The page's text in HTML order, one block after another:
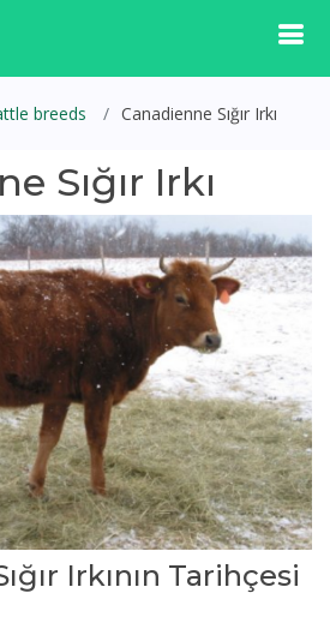
breeds Canadienne Sığır Irkı
Sığır Irkı
Irkının Tarihçesi